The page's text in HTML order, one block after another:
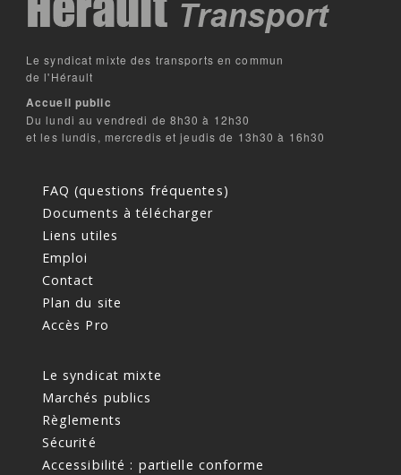
Le syndicat mixte des transports en commun
de l'Hérault
Accueil public
Du lundi au vendredi de 8h30 à 12h30
et les lundis, mercredis et jeudis de 13h30 à 16h30
FAQ (questions fréquentes)
Documents à télécharger
Liens utiles
Emploi
Contact
Plan du site
Accès Pro
Le syndicat mixte
Marchés publics
Règlements
Sécurité
Accessibilité : partielle conforme